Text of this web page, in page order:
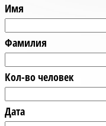
Имя
Фамилия
Кол-во человек
Дата